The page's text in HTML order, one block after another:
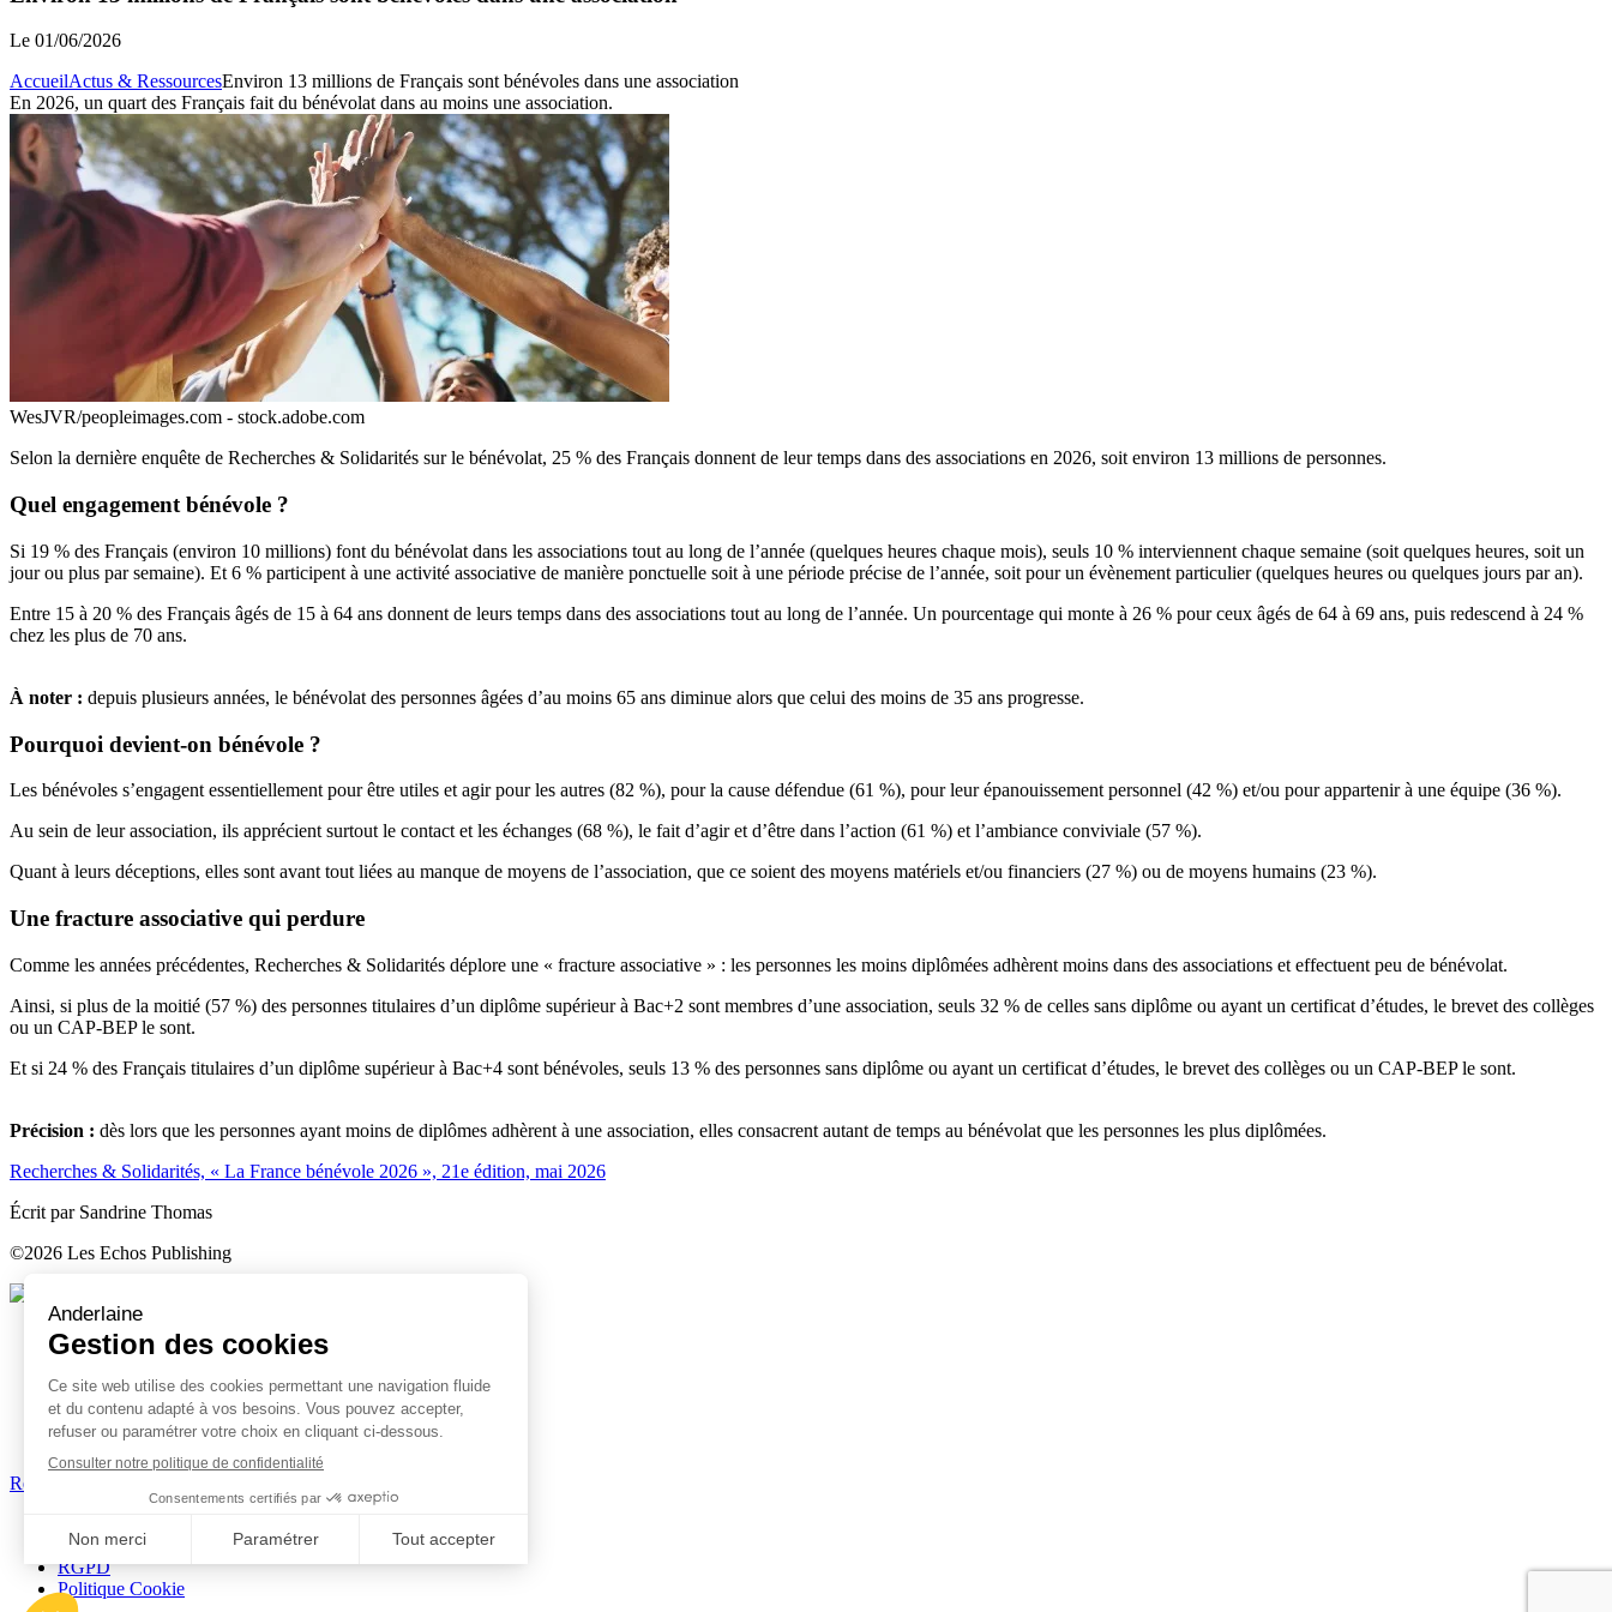
Le 01/06/2026
AccueilActus & RessourcesEnviron 13 millions de Français sont bénévoles dans une association
En 2026, un quart des Français fait du bénévolat dans au moins une association.
WesJVR/peopleimages.com - stock.adobe.com
Selon la dernière enquête de Recherches & Solidarités sur le bénévolat, 25 % des Français donnent de leur temps dans des associations en 2026, soit environ 13 millions de personnes.
Quel engagement bénévole ?
Si 19 % des Français (environ 10 millions) font du bénévolat dans les associations tout au long de l’année (quelques heures chaque mois), seuls 10 % interviennent chaque semaine (soit quelques heures, soit un
jour ou plus par semaine). Et 6 % participent à une activité associative de manière ponctuelle soit à une période précise de l’année, soit pour un évènement particulier (quelques heures ou quelques jours par an).
Entre 15 à 20 % des Français âgés de 15 à 64 ans donnent de leurs temps dans des associations tout au long de l’année. Un pourcentage qui monte à 26 % pour ceux âgés de 64 à 69 ans, puis redescend à 24 %
chez les plus de 70 ans.
À noter : depuis plusieurs années, le bénévolat des personnes âgées d’au moins 65 ans diminue alors que celui des moins de 35 ans progresse.
Pourquoi devient-on bénévole ?
Les bénévoles s’engagent essentiellement pour être utiles et agir pour les autres (82 %), pour la cause défendue (61 %), pour leur épanouissement personnel (42 %) et/ou pour appartenir à une équipe (36 %).
Au sein de leur association, ils apprécient surtout le contact et les échanges (68 %), le fait d’agir et d’être dans l’action (61 %) et l’ambiance conviviale (57 %).
Quant à leurs déceptions, elles sont avant tout liées au manque de moyens de l’association, que ce soient des moyens matériels et/ou financiers (27 %) ou de moyens humains (23 %).
Une fracture associative qui perdure
Comme les années précédentes, Recherches & Solidarités déplore une « fracture associative » : les personnes les moins diplômées adhèrent moins dans des associations et effectuent peu de bénévolat.
Ainsi, si plus de la moitié (57 %) des personnes titulaires d’un diplôme supérieur à Bac+2 sont membres d’une association, seuls 32 % de celles sans diplôme ou ayant un certificat d’études, le brevet des collèges
ou un CAP-BEP le sont.
Et si 24 % des Français titulaires d’un diplôme supérieur à Bac+4 sont bénévoles, seuls 13 % des personnes sans diplôme ou ayant un certificat d’études, le brevet des collèges ou un CAP-BEP le sont.
Précision : dès lors que les personnes ayant moins de diplômes adhèrent à une association, elles consacrent autant de temps au bénévolat que les personnes les plus diplômées.
Recherches & Solidarités, « La France bénévole 2026 », 21e édition, mai 2026
Écrit par Sandrine Thomas
©2026 Les Echos Publishing
Découvrir nos expertises
Nos services en ligne
Nous connaître
Nous contacter
Actualités & Ressources
Trouver un bureau
Retrouvez-nous
Mentions légales
RGPD
Politique Cookie